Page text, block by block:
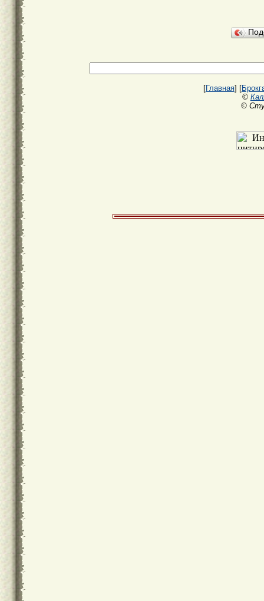
[Главная] [
©
©